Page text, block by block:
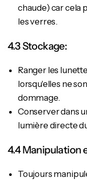
chaude) car cela
les verres.
4.3 Stockage:
Ranger les
lorsqu'elles ne
dommage.
Conserver dans
lumière directe
4.4 Manipulation
Toujours